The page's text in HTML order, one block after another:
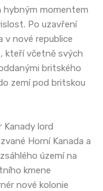
hybným momentem
Po uzavření
v nové republice
kteří včetně svých
britského
zemí pod britskou
Kanady lord
Horní Kanada a
území na
kmene
nové kolonie